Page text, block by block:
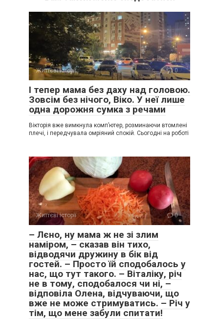
Життєві історії 0
І тепер мама без даху над головою.
Зовсім без нічого, Віко. У неї лише
одна дорожня сумка з речами
Вікторія вже вимкнула комп’ютер, розминаючи втомлені
плечі, і передчувала омріяний спокій. Сьогодні на роботі
Життєві історії 0
– Лєно, ну мама ж не зі злим
наміром, – сказав він тихо,
відводячи дружину в бік від
гостей. – Просто їй сподобалось у
нас, що тут такого. – Віталіку, річ
не в тому, сподобалося чи ні, –
відповіла Олена, відчуваючи, що
вже не може стримуватись. – Річ у
тім, що мене забули спитати!